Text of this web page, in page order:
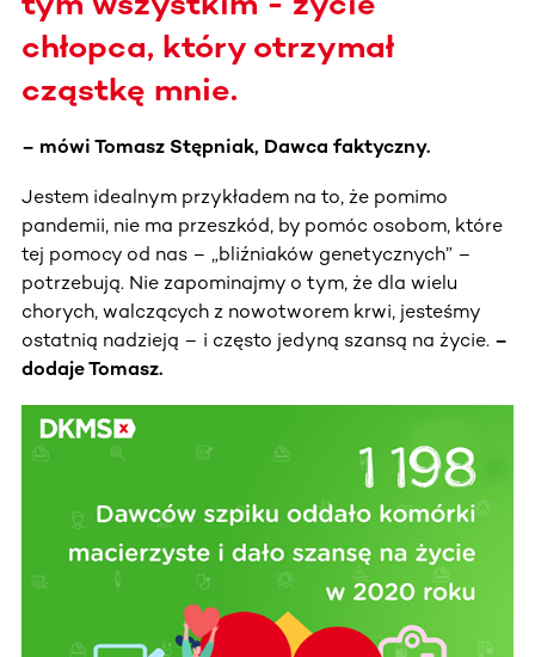
chłopca, który otrzymał
cząstkę mnie.
– mówi Tomasz Stępniak, Dawca faktyczny.
Jestem idealnym przykładem na to, że pomimo
pandemii, nie ma przeszkód, by pomóc osobom, które
tej pomocy od nas – „bliźniaków genetycznych” –
potrzebują. Nie zapominajmy o tym, że dla wielu
chorych, walczących z nowotworem krwi, jesteśmy
ostatnią nadzieją – i często jedyną szansą na życie. –
dodaje Tomasz.